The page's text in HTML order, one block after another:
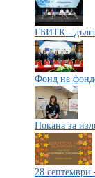
ГБИТК -
Фонд на
Покана за
28